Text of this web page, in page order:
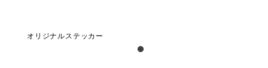
オリジナルステッカー